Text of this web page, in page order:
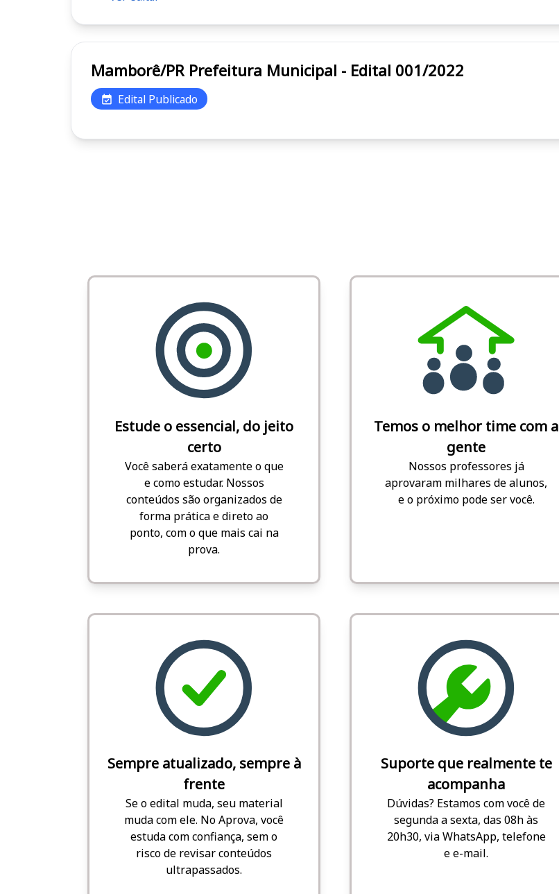
Mamborê/PR Prefeitura Municipal - Edital 001/2022
Edital Publicado
Estude o essencial, do jeito
certo
Você saberá exatamente o que
e como estudar. Nossos
conteúdos são organizados de
forma prática e direto ao
ponto, com o que mais cai na
prova.
Temos o melhor time com a
gente
Nossos professores já
aprovaram milhares de alunos,
e o próximo pode ser você.
Sempre atualizado, sempre à
frente
Se o edital muda, seu material
muda com ele. No Aprova, você
estuda com confiança, sem o
risco de revisar conteúdos
ultrapassados.
Suporte que realmente te
acompanha
Dúvidas? Estamos com você de
segunda a sexta, das 08h às
20h30, via WhatsApp, telefone
e e-mail.